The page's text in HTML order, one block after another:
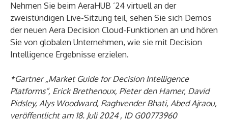
Nehmen Sie beim AeraHUB ‘24 virtuell an der
zweistündigen Live-Sitzung teil, sehen Sie sich Demos
der neuen Aera Decision Cloud-Funktionen an und hören
Sie von globalen Unternehmen, wie sie mit Decision
Intelligence Ergebnisse erzielen.
*Gartner „Market Guide for Decision Intelligence
Platforms“, Erick Brethenoux, Pieter den Hamer, David
Pidsley, Alys Woodward, Raghvender Bhati, Abed Ajraou,
veröffentlicht am 18. Juli 2024 , ID G00773960